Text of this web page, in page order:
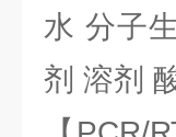
水 分子
剂 溶剂